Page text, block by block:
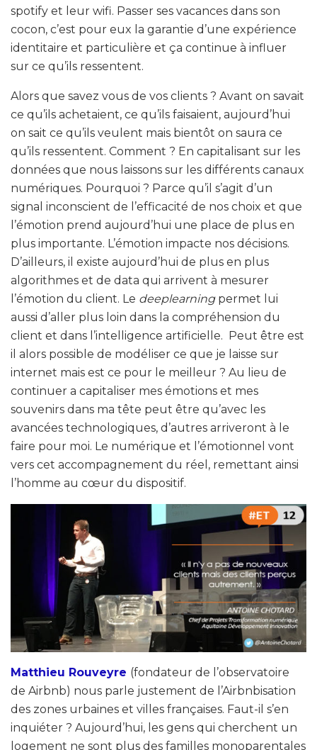
spotify et leur wifi. Passer ses vacances dans son
cocon, c’est pour eux la garantie d’une expérience
identitaire et particulière et ça continue à influer
sur ce qu’ils ressentent.
Alors que savez vous de vos clients ? Avant on savait
ce qu’ils achetaient, ce qu’ils faisaient, aujourd’hui
on sait ce qu’ils veulent mais bientôt on saura ce
qu’ils ressentent. Comment ? En capitalisant sur les
données que nous laissons sur les différents canaux
numériques. Pourquoi ? Parce qu’il s’agit d’un
signal inconscient de l’efficacité de nos choix et que
l’émotion prend aujourd’hui une place de plus en
plus importante. L’émotion impacte nos décisions.
D’ailleurs, il existe aujourd’hui de plus en plus
algorithmes et de data qui arrivent à mesurer
l’émotion du client. Le deeplearningpermet lui
aussi d’aller plus loin dans la compréhension du
client et dans l’intelligence artificielle. Peut être est
il alors possible de modéliser ce que je laisse sur
internet mais est ce pour le meilleur ? Au lieu de
continuer a capitaliser mes émotions et mes
souvenirs dans ma tête peut être qu’avec les
avancées technologiques, d’autres arriveront à le
faire pour moi. Le numérique et l’émotionnel vont
vers cet accompagnement du réel, remettant ainsi
l’homme au cœur du dispositif.
Matthieu Rouveyre (fondateur de l’observatoire
de Airbnb) nous parle justement de l’Airbnbisation
des zones urbaines et villes françaises. Faut-il s’en
inquiéter ? Aujourd’hui, les gens qui cherchent un
logement ne sont plus des familles monoparentales